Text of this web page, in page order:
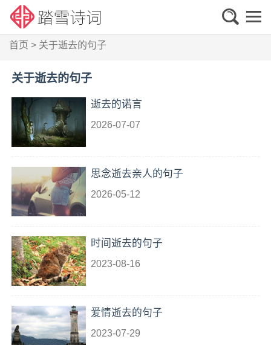
首页 > 关于逝去的句子
关于逝去的句子
逝去的诺言
2026-07-07
思念逝去亲人的句子
2026-05-12
时间逝去的句子
2023-08-16
爱情逝去的句子
2023-07-29